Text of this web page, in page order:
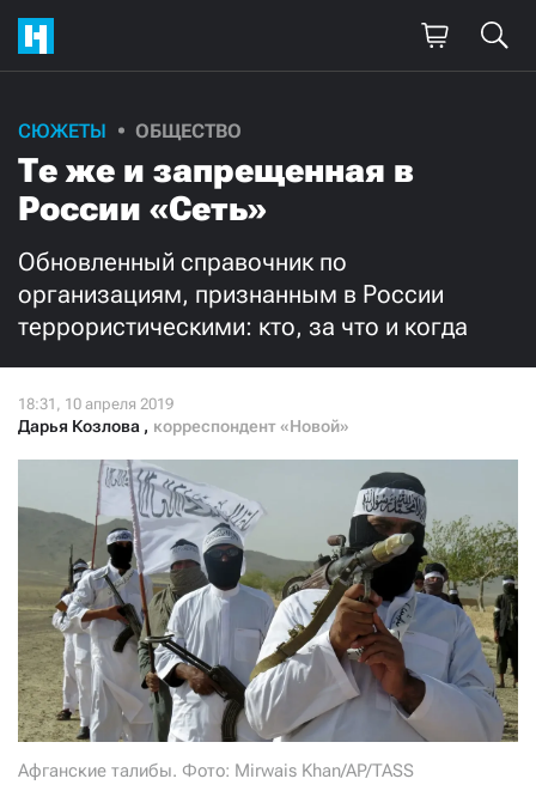
СЮЖЕТЫ ОБЩЕСТВО
Те же и запрещенная в
России «Сеть»
Обновленный справочник по
организациям, признанным в России
террористическими: кто, за что и когда
Дарья Козлова , корреспондент «Новой»
Афганские талибы. Фото: Mirwais Khan/AP/TASS
Поддержите
нашу работу!
Ежемесячно
3000 1000
500 300
Нажимая кнопку «Стать соучастником»,
я принимаю условия и подтверждаю свое гражданство РФ
СТАТЬ СОУЧАСТНИКОМ
ПОДЕЛИТЬСЯ С ДРУЗЬЯМИ
Если у вас есть вопросы, пишите donate@novayagazeta.ruили
звоните:
+7 (929) 612-03-68